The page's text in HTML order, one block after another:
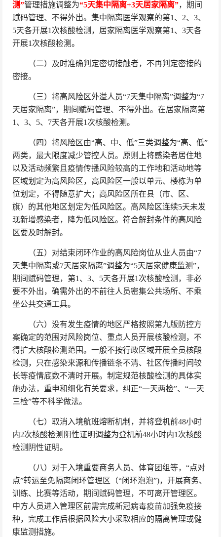
测”管理措施调整为“5天集中隔离+3天居家隔离”，期间
赋码管理、不得外出。集中隔离医学观察的第1、2、3、
5天各开展1次核酸检测，居家隔离医学观察第1、3天各
开展1次核酸检测。
（二）及时准确判定密切接触者，不再判定密接的
密接。
（三）将高风险区外溢人员“7天集中隔离”调整为“7
天居家隔离”，期间赋码管理、不得外出。在居家隔离第
1、3、5、7天各开展1次核酸检测。
（四）将风险区由“高、中、低”三类调整为“高、低”
两类，最大限度减少管控人员。原则上将感染者居住地
以及活动频繁且疫情传播风险较高的工作地和活动地等
区域划定为高风险区，高风险区一般以单元、楼栋为单
位划定，不得随意扩大；高风险区所在县（市、区、
旗）的其他地区划定为低风险区。高风险区连续5天未发
现新增感染者，降为低风险区。符合解封条件的高风险
区要及时解封。
（五）对结束闭环作业的高风险岗位从业人员由“7
天集中隔离或7天居家隔离”调整为“5天居家健康监测”，
期间赋码管理，第1、3、5天各开展1次核酸检测，非必
要不外出，确需外出的不前往人员密集公共场所、不乘
坐公共交通工具。
（六）没有发生疫情的地区严格按照第九版防控方
案确定的范围对风险岗位、重点人员开展核酸检测，不
得扩大核酸检测范围。一般不按行政区域开展全员核酸
检测，只在感染来源和传播链条不清、社区传播时间较
长等疫情底数不清时开展。制定规范核酸检测的具体实
施办法，重申和细化有关要求，纠正“一天两检”、“一天
三检”等不科学做法。
（七）取消入境航班熔断机制，并将登机前48小时
内2次核酸检测阴性证明调整为登机前48小时内1次核酸
检测阴性证明。
（八）对于入境重要商务人员、体育团组等，“点对
点”转运至免隔离闭环管理区（“闭环泡泡”)，开展商务、
训练、比赛等活动，期间赋码管理，不可离开管理区。
中方人员进入管理区前需完成新冠病毒疫苗加强免疫接
种，完成工作后根据风险大小采取相应的隔离管理或健
康监测措施。